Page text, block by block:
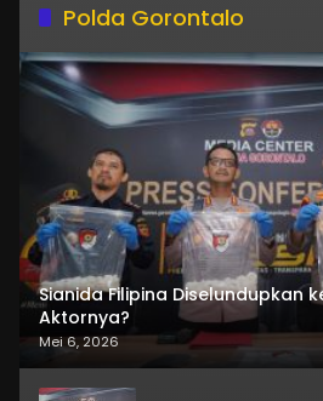
Polda Gorontalo
Sianida Filipina Diselundupkan
Aktornya?
Mei 6, 2026